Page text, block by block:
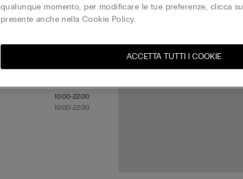
10:00-22:00
10:00-22:00
10:00-22:00
qualunque momento, per modificare le tue preferenze, clicca su
presente anche nella Cookie Policy.
ACCETTA TUTTI I COOKIE